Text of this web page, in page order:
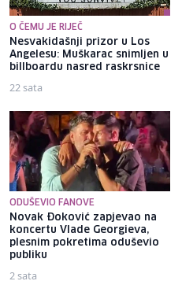
O ČEMU JE RIJEČ
Nesvakidašnji prizor u Los
Angelesu: Muškarac snimljen u
billboardu nasred raskrsnice
22 sata
ODUŠEVIO FANOVE
Novak Đoković zapjevao na
koncertu Vlade Georgieva,
plesnim pokretima oduševio
publiku
2 sata